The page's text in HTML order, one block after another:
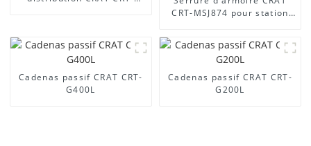
CRT-MSJ874 pour station
Cadenas passif CRAT CRT-
G400L
Cadenas passif CRAT CRT-
G200L